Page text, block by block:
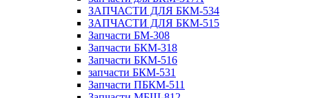
ЗАПЧАСТИ ДЛЯ БКМ-534
ЗАПЧАСТИ ДЛЯ БКМ-515
Запчасти БМ-308
Запчасти БКМ-318
Запчасти БКМ-516
запчасти БКМ-531
Запчасти ПБКМ-511